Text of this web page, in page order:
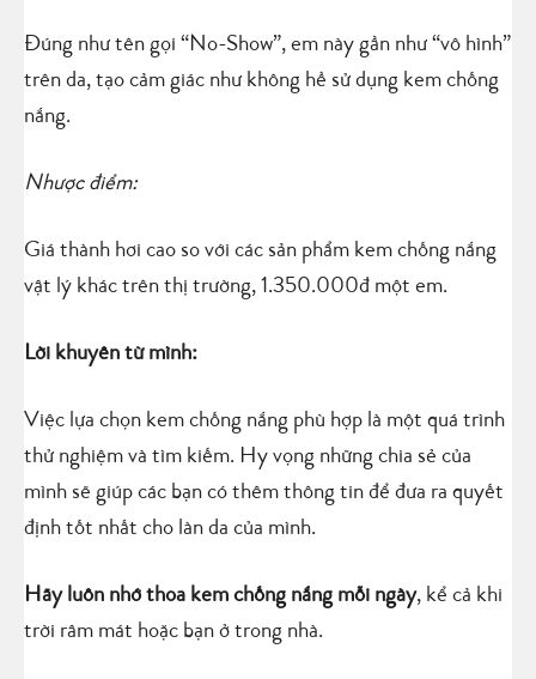
Đúng như tên gọi “No-Show”, em này gần như “vô hình”
trên da, tạo cảm giác như không hề sử dụng kem chống
nắng.
Nhược điểm:
Giá thành hơi cao so với các sản phẩm kem chống nắng
vật lý khác trên thị trường, 1.350.000đ một em.
Lời khuyên từ mình:
Việc lựa chọn kem chống nắng phù hợp là một quá trình
thử nghiệm và tìm kiếm. Hy vọng những chia sẻ của
mình sẽ giúp các bạn có thêm thông tin để đưa ra quyết
định tốt nhất cho làn da của mình.
Hãy luôn nhớ thoa kem chống nắng mỗi ngày, kể cả khi
trời râm mát hoặc bạn ở trong nhà.